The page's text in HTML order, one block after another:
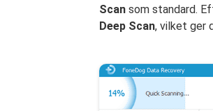
Scan som standard.
Deep Scan, vilket ger